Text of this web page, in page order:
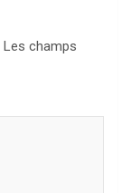
Les champs